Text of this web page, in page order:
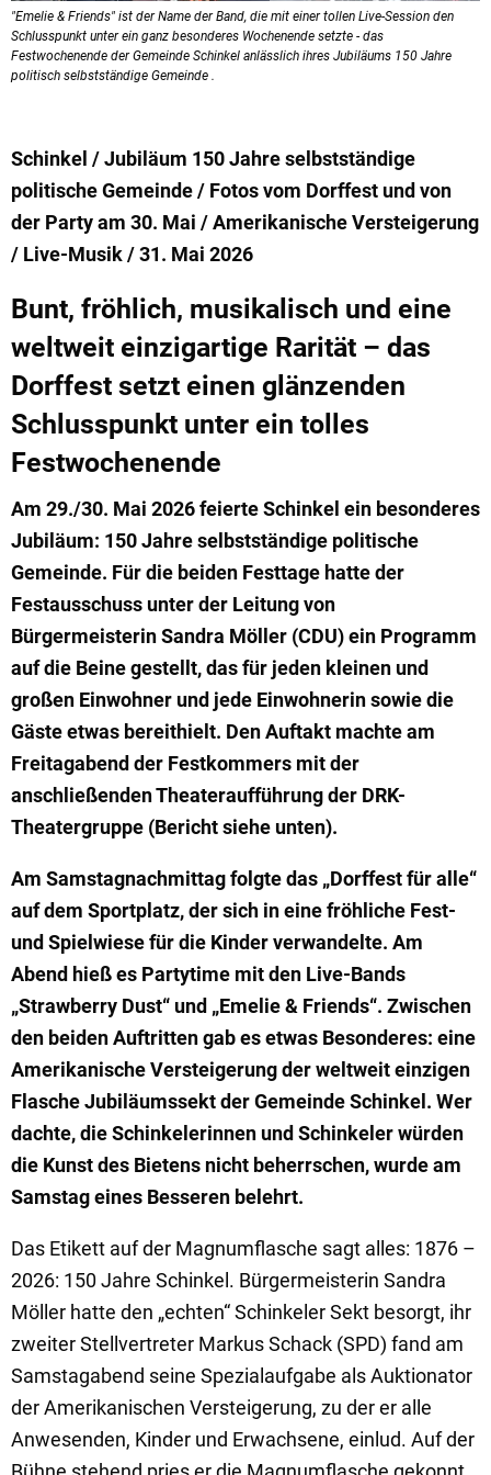
"Emelie & Friends" ist der Name der Band, die mit einer tollen Live-Session den
Schlusspunkt unter ein ganz besonderes Wochenende setzte - das
Festwochenende der Gemeinde Schinkel anlässlich ihres Jubiläums 150 Jahre
politisch selbstständige Gemeinde .
Schinkel / Jubiläum 150 Jahre selbstständige
politische Gemeinde / Fotos vom Dorffest und von
der Party am 30. Mai / Amerikanische Versteigerung
/ Live-Musik / 31. Mai 2026
Bunt, fröhlich, musikalisch und eine
weltweit einzigartige Rarität – das
Dorffest setzt einen glänzenden
Schlusspunkt unter ein tolles
Festwochenende
Am 29./30. Mai 2026 feierte Schinkel ein besonderes
Jubiläum: 150 Jahre selbstständige politische
Gemeinde. Für die beiden Festtage hatte der
Festausschuss unter der Leitung von
Bürgermeisterin Sandra Möller (CDU) ein Programm
auf die Beine gestellt, das für jeden kleinen und
großen Einwohner und jede Einwohnerin sowie die
Gäste etwas bereithielt. Den Auftakt machte am
Freitagabend der Festkommers mit der
anschließenden Theateraufführung der DRK-
Theatergruppe (Bericht siehe unten).
Am Samstagnachmittag folgte das „Dorffest für alle“
auf dem Sportplatz, der sich in eine fröhliche Fest-
und Spielwiese für die Kinder verwandelte. Am
Abend hieß es Partytime mit den Live-Bands
„Strawberry Dust“ und „Emelie & Friends“. Zwischen
den beiden Auftritten gab es etwas Besonderes: eine
Amerikanische Versteigerung der weltweit einzigen
Flasche Jubiläumssekt der Gemeinde Schinkel. Wer
dachte, die Schinkelerinnen und Schinkeler würden
die Kunst des Bietens nicht beherrschen, wurde am
Samstag eines Besseren belehrt.
Das Etikett auf der Magnumflasche sagt alles: 1876 –
2026: 150 Jahre Schinkel. Bürgermeisterin Sandra
Möller hatte den „echten“ Schinkeler Sekt besorgt, ihr
zweiter Stellvertreter Markus Schack (SPD) fand am
Samstagabend seine Spezialaufgabe als Auktionator
der Amerikanischen Versteigerung, zu der er alle
Anwesenden, Kinder und Erwachsene, einlud. Auf der